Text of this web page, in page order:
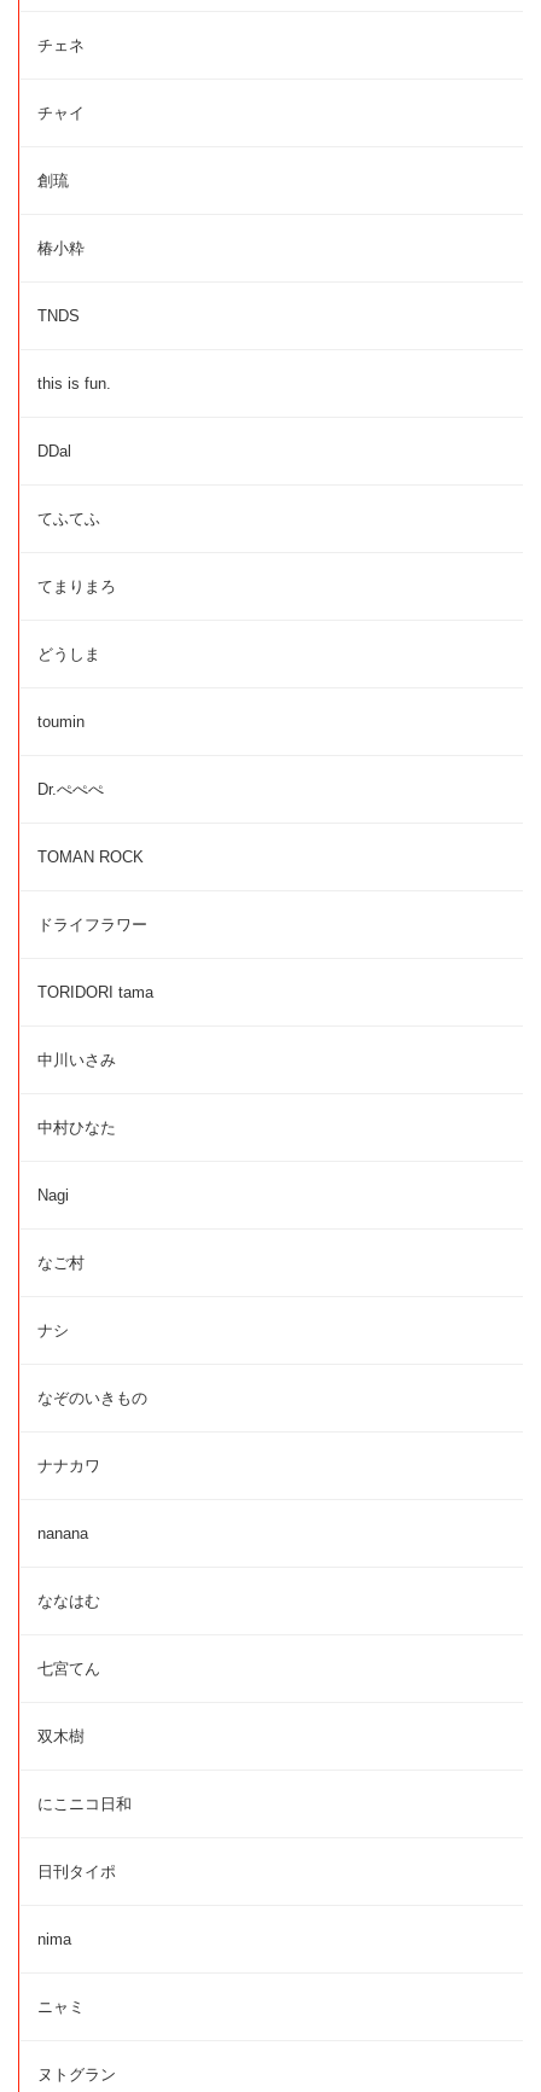
チェネ
チャイ
創琉
椿小粋
TNDS
this is fun.
DDal
てふてふ
てまりまろ
どうしま
toumin
Dr.ぺぺぺ
TOMAN ROCK
ドライフラワー
TORIDORI tama
中川いさみ
中村ひなた
Nagi
なご村
ナシ
なぞのいきもの
ナナカワ
nanana
ななはむ
七宮てん
双木樹
にこニコ日和
日刊タイポ
nima
ニャミ
ヌトグラン